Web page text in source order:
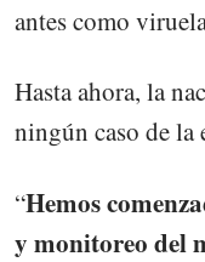
antes como
Hasta ahora, la
ningún caso de la
“Hemos
y monitoreo del